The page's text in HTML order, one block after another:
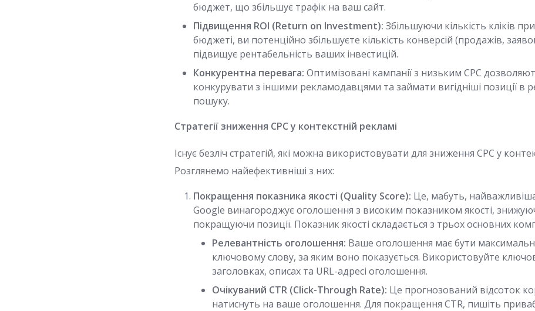
бюджет, що збільшує трафік на ваш сайт.
Підвищення ROI (Return on Investment): Збільшуючи кількість кліків
бюджеті, ви потенційно збільшуєте кількість конверсій (продажів,
підвищує рентабельність ваших інвестицій.
Конкурентна перевага: Оптимізовані кампанії з низьким CPC
конкурувати з іншими рекламодавцями та займати вигідніші позиції в
пошуку.
Стратегії зниження CPC у контекстній рекламі
Існує безліч стратегій, які можна використовувати для зниження CPC у
Розглянемо найефективніші з них:
Покращення показника якості (Quality Score): Це, мабуть, найважливіша
Google винагороджує оголошення з високим показником якості,
покращуючи позиції. Показник якості складається з трьох основних
Релевантність оголошення: Ваше оголошення має бути
ключовому слову, за яким воно показується. Використовуйте
заголовках, описах та URL-адресі оголошення.
Очікуваний CTR (Click-Through Rate): Це прогнозований відсоток
натиснуть на ваше оголошення. Для покращення CTR, пишіть